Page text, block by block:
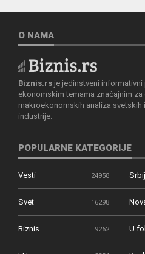
O NAMA
Biznis.rs je jedinstveni
ekonomskim temama značajnim
makroekonomskih analiza svetskih
industrije.
POPULARNE KATEGORIJE
Vesti 24958
Svet 16298
Biznis 9262 U